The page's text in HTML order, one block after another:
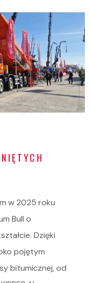
w 2025 roku
Bull o
Dzięki
pojętym
bitumicznej, od